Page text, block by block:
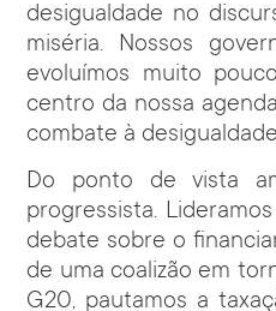
desigualdade no
miséria. Nossos
evoluímos muito
centro da nossa
combate à
Do ponto de vista
progressista.
debate sobre o
de uma coalizão em
G20, pautamos a